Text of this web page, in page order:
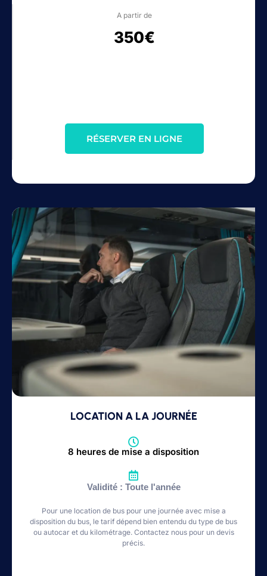
A partir de
350€
RÉSERVER EN LIGNE
LOCATION A LA JOURNÉE
8 heures de mise a disposition
Validité : Toute l'année
Pour une location de bus pour une journée avec mise a
disposition du bus, le tarif dépend bien entendu du type de bus
ou autocar et du kilométrage. Contactez nous pour un devis
précis.